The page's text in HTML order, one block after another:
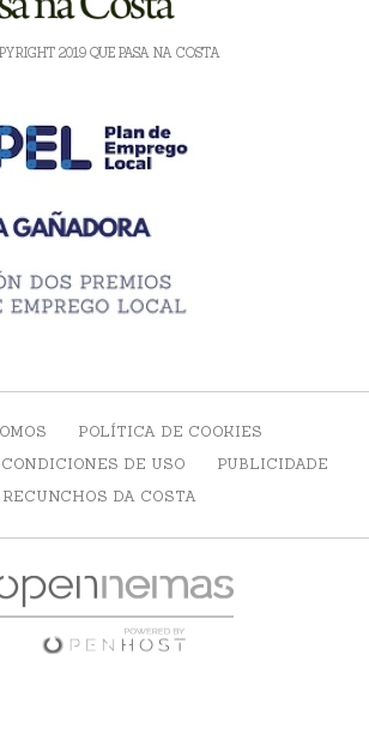
2019 QUE PASA NA COSTA
POLÍTICA DE COOKIES
DE USO
PUBLICIDADE
RECUNCHOS DA COSTA